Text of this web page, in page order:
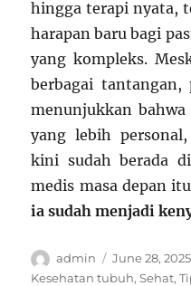
hingga terapi nyata,
harapan baru bagi
yang kompleks.
berbagai tantangan,
menunjukkan
yang lebih
kini sudah berada
medis masa depan
ia sudah menjadi
Author
admin
Posted
on
June 28, 2025
Kesehatan tubuh,Sehat,